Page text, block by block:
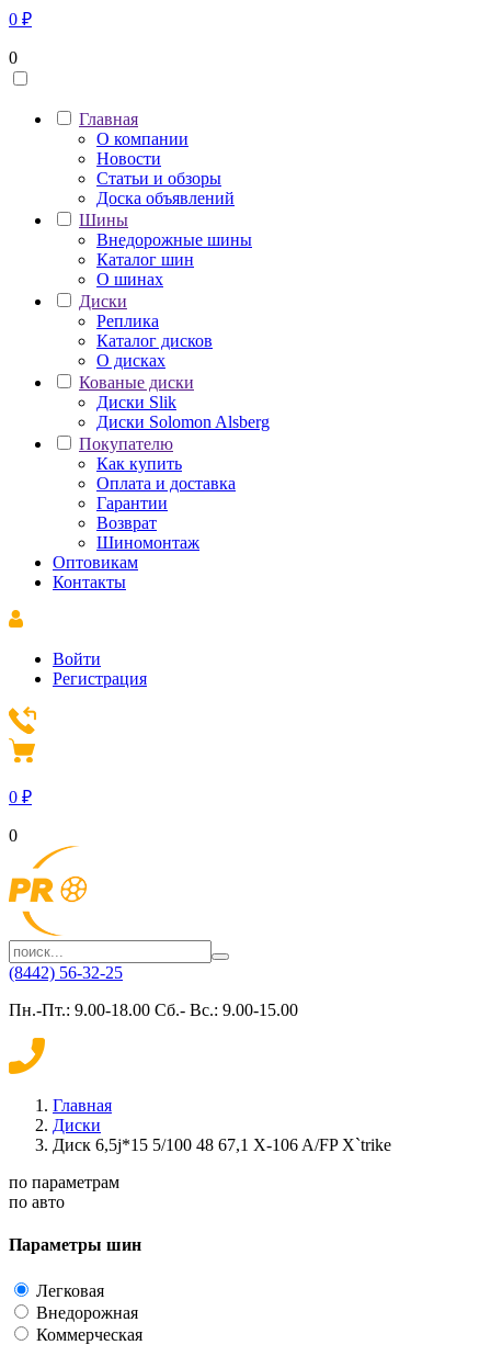
0 ₽
0
Главная
О компании
Новости
Статьи и обзоры
Доска объявлений
Шины
Внедорожные шины
Каталог шин
О шинах
Диски
Реплика
Каталог дисков
О дисках
Кованые диски
Диски Slik
Диски Solomon Alsberg
Покупателю
Как купить
Оплата и доставка
Гарантии
Возврат
Шиномонтаж
Оптовикам
Контакты
Войти
Регистрация
0 ₽
0
(8442) 56-32-25
Пн.-Пт.: 9.00-18.00 Сб.- Вс.: 9.00-15.00
Главная
Диски
Диск 6,5j*15 5/100 48 67,1 X-106 A/FP X`trike
по параметрам
по авто
Параметры шин
Легковая
Внедорожная
Коммерческая